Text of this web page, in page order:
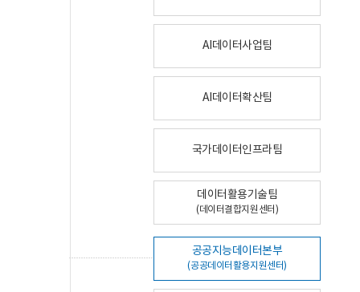
AI데이터사업팀
AI데이터확산팀
국가데이터인프라팀
데이터활용기술팀
(데이터결합지원센터)
공공지능데이터본부
(공공데이터활용지원센터)